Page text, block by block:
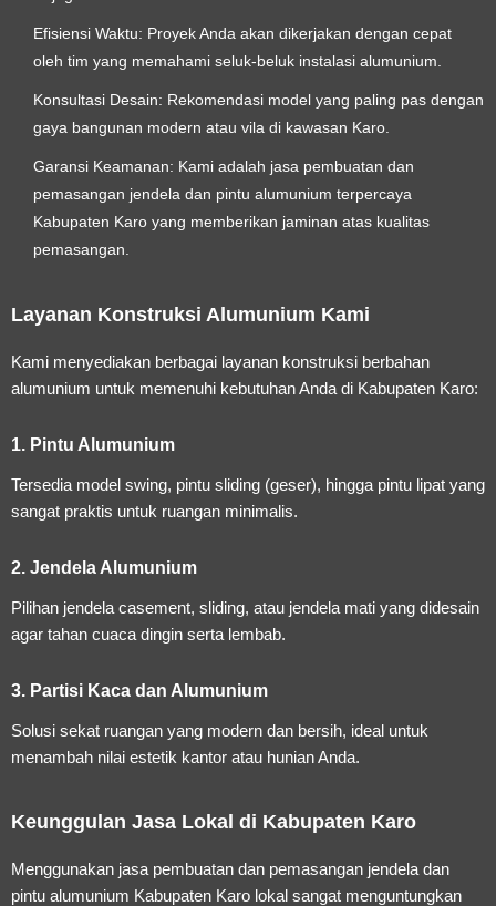
Efisiensi Waktu: Proyek Anda akan dikerjakan dengan cepat
oleh tim yang memahami seluk-beluk instalasi alumunium.
Konsultasi Desain: Rekomendasi model yang paling pas dengan
gaya bangunan modern atau vila di kawasan Karo.
Garansi Keamanan: Kami adalah jasa pembuatan dan
pemasangan jendela dan pintu alumunium terpercaya
Kabupaten Karo yang memberikan jaminan atas kualitas
pemasangan.
Layanan Konstruksi Alumunium Kami
Kami menyediakan berbagai layanan konstruksi berbahan
alumunium untuk memenuhi kebutuhan Anda di Kabupaten Karo:
1. Pintu Alumunium
Tersedia model swing, pintu sliding (geser), hingga pintu lipat yang
sangat praktis untuk ruangan minimalis.
2. Jendela Alumunium
Pilihan jendela casement, sliding, atau jendela mati yang didesain
agar tahan cuaca dingin serta lembab.
3. Partisi Kaca dan Alumunium
Solusi sekat ruangan yang modern dan bersih, ideal untuk
menambah nilai estetik kantor atau hunian Anda.
Keunggulan Jasa Lokal di Kabupaten Karo
Menggunakan jasa pembuatan dan pemasangan jendela dan
pintu alumunium Kabupaten Karo lokal sangat menguntungkan